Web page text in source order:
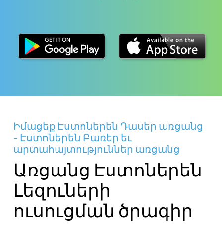
Իմացեք Էստոներեն Դասեր առցանց
- Էստոներեն Բառեր եւ
արտահայտություններ առցանց
Առցանց Էստոներեն
Լեզուների
ուսուցման ծրագիր